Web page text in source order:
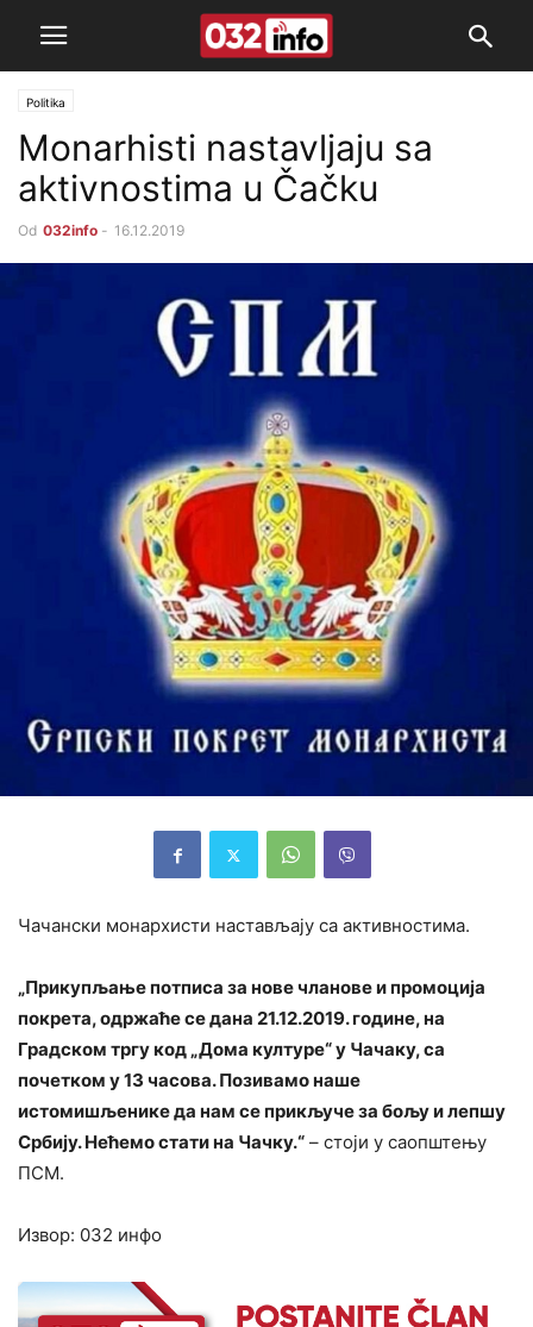
Politika
Monarhisti nastavljaju sa
aktivnostima u Čačku
Od 032info - 16.12.2019
Чачански монархисти настављају са активностима.
„Прикупљање потписа за нове чланове и промоција
покрета, одржаће се дана 21.12.2019. године, на
Градском тргу код „Дома културе“ у Чачаку, са
почетком у 13 часова. Позивамо наше
истомишљенике да нам се прикључе за бољу и лепшу
Србију. Нећемо стати на Чачку.“ – стоји у саопштењу
ПСМ.
Извор: 032 инфо